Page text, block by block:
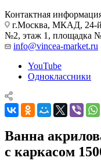
Контактная
г.Москва, МКАД, 24-
№2, этаж 1, площадка
info@vincea-market.ru
YouTube
Одноклассники
Ванна
с каркасом